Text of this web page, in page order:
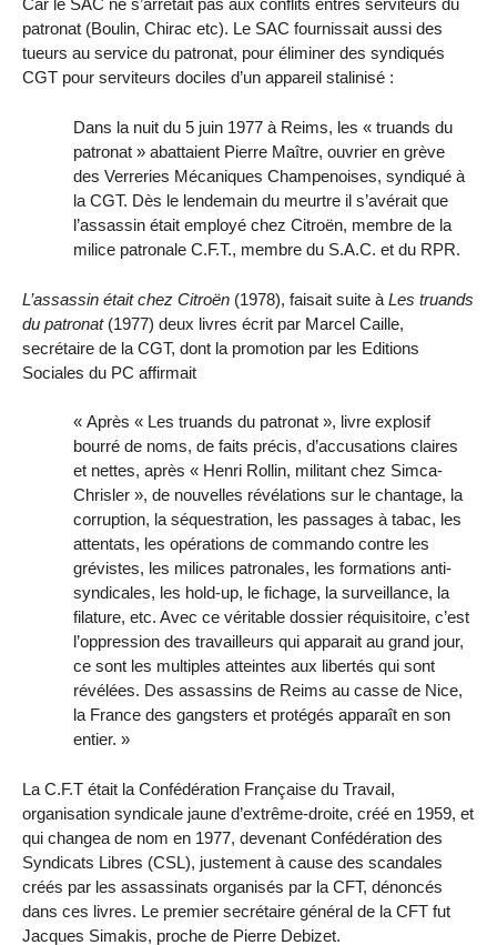
Car le SAC ne s’arrêtait pas aux conflits entres serviteurs du
patronat (Boulin, Chirac etc). Le SAC fournissait aussi des
tueurs au service du patronat, pour éliminer des syndiqués
CGT pour serviteurs dociles d’un appareil stalinisé :
Dans la nuit du 5 juin 1977 à Reims, les « truands du
patronat » abattaient Pierre Maître, ouvrier en grève
des Verreries Mécaniques Champenoises, syndiqué à
la CGT. Dès le lendemain du meurtre il s’avérait que
l’assassin était employé chez Citroën, membre de la
milice patronale C.F.T., membre du S.A.C. et du RPR.
L’assassin était chez Citroën (1978), faisait suite à Les truands
du patronat(1977) deux livres écrit par Marcel Caille,
secrétaire de la CGT, dont la promotion par les Editions
Sociales du PC affirmait
« Après « Les truands du patronat », livre explosif
bourré de noms, de faits précis, d’accusations claires
et nettes, après « Henri Rollin, militant chez Simca-
Chrisler », de nouvelles révélations sur le chantage, la
corruption, la séquestration, les passages à tabac, les
attentats, les opérations de commando contre les
grévistes, les milices patronales, les formations anti-
syndicales, les hold-up, le fichage, la surveillance, la
filature, etc. Avec ce véritable dossier réquisitoire, c’est
l’oppression des travailleurs qui apparait au grand jour,
ce sont les multiples atteintes aux libertés qui sont
révélées. Des assassins de Reims au casse de Nice,
la France des gangsters et protégés apparaît en son
entier. »
La C.F.T était la Confédération Française du Travail,
organisation syndicale jaune d’extrême-droite, créé en 1959, et
qui changea de nom en 1977, devenant Confédération des
Syndicats Libres (CSL), justement à cause des scandales
créés par les assassinats organisés par la CFT, dénoncés
dans ces livres. Le premier secrétaire général de la CFT fut
Jacques Simakis, proche de Pierre Debizet.